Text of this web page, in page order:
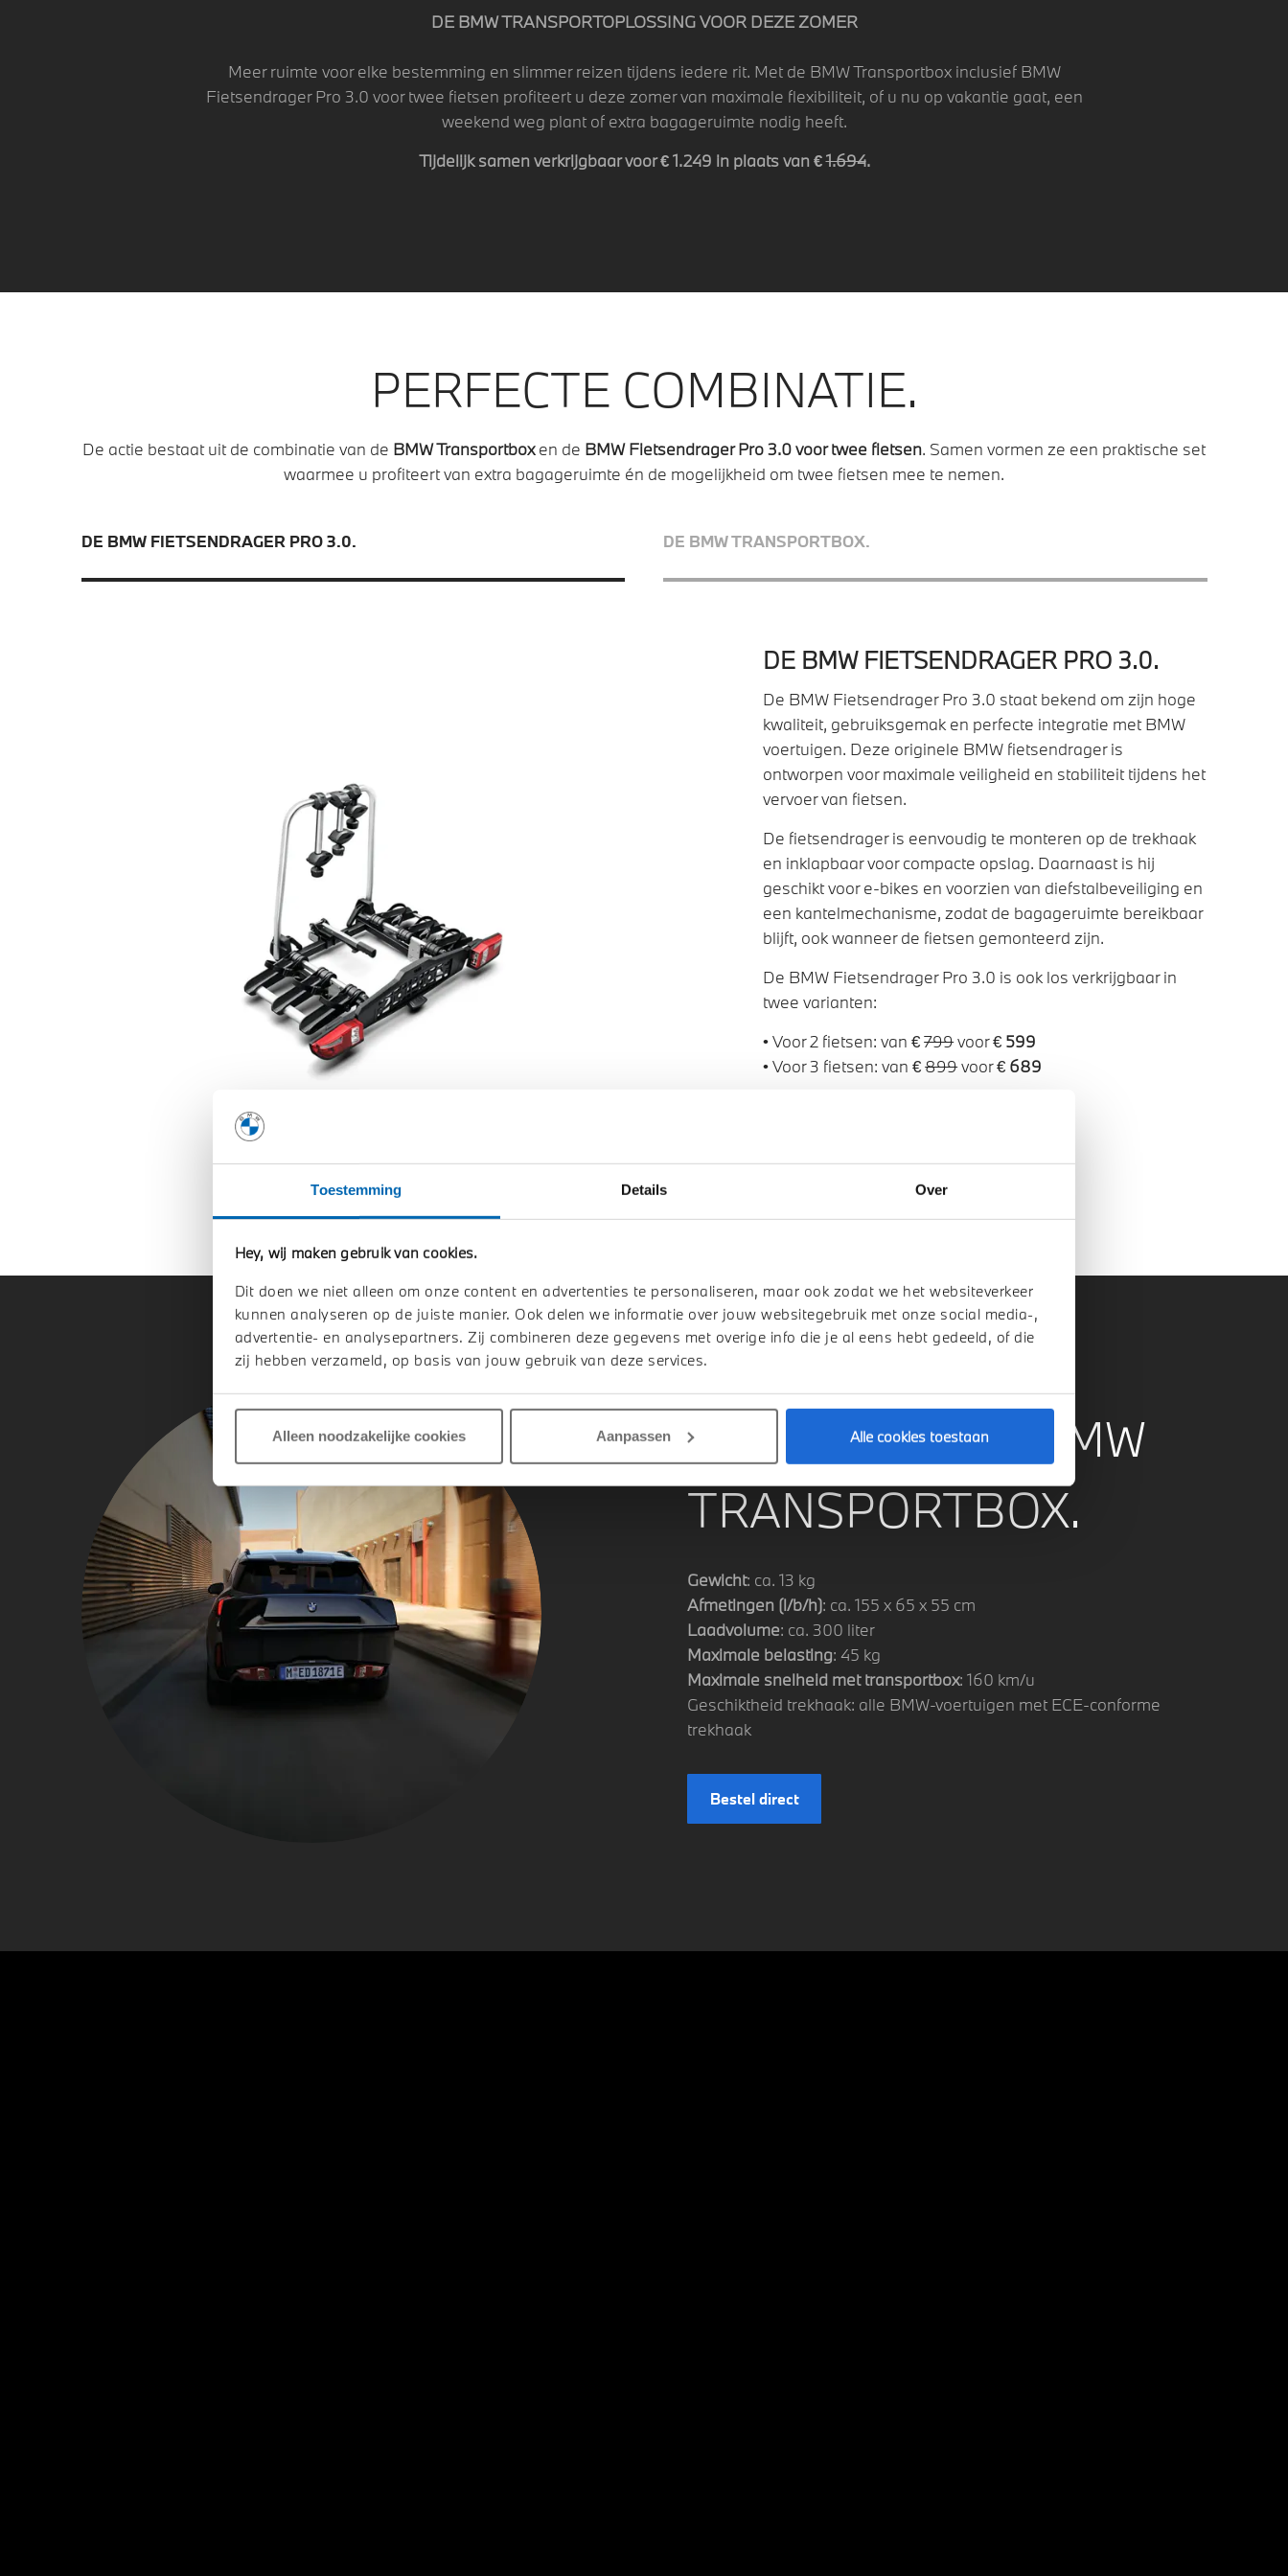
Toestemming Details Over
Hey, wij maken gebruik van cookies.
Dit doen we niet alleen om onze content en advertenties te personaliseren, maar ook zodat we het websiteverkeer
kunnen analyseren op de juiste manier. Ook delen we informatie over jouw websitegebruik met onze social media-,
advertentie- en analysepartners. Zij combineren deze gegevens met overige info die je al eens hebt gedeeld, of die
zij hebben verzameld, op basis van jouw gebruik van deze services.
Alleen noodzakelijke cookies Aanpassen Alle cookies toestaan
DE BMW TRANSPORTOPLOSSING VOOR DEZE ZOMER
Meer ruimte voor elke bestemming en slimmer reizen tijdens iedere rit. Met de BMW Transportbox inclusief BMW
Fietsendrager Pro 3.0 voor twee fietsen profiteert u deze zomer van maximale flexibiliteit, of u nu op vakantie gaat, een
weekend weg plant of extra bagageruimte nodig heeft.
Tijdelijk samen verkrijgbaar voor € 1.249 in plaats van €1.694.
PERFECTE COMBINATIE.
De actie bestaat uit de combinatie van de BMW Transportboxen de BMW Fietsendrager Pro 3.0 voor twee fietsen. Samen vormen ze een praktische set
waarmee u profiteert van extra bagageruimte én de mogelijkheid om twee fietsen mee te nemen.
DE BMW FIETSENDRAGER PRO 3.0. DE BMW TRANSPORTBOX.
DE BMW FIETSENDRAGER PRO 3.0.
De BMW Fietsendrager Pro 3.0 staat bekend om zijn hoge
kwaliteit, gebruiksgemak en perfecte integratie met BMW
voertuigen. Deze originele BMW fietsendrager is
ontworpen voor maximale veiligheid en stabiliteit tijdens het
vervoer van fietsen.
De fietsendrager is eenvoudig te monteren op de trekhaak
en inklapbaar voor compacte opslag. Daarnaast is hij
geschikt voor e-bikes en voorzien van diefstalbeveiliging en
een kantelmechanisme, zodat de bagageruimte bereikbaar
blijft, ook wanneer de fietsen gemonteerd zijn.
De BMW Fietsendrager Pro 3.0 is ook los verkrijgbaar in
twee varianten:
• Voor 2 fietsen: van €799voor € 599
• Voor 3 fietsen: van €899voor € 689
SPECIFICATIES BMW
TRANSPORTBOX.
Gewicht: ca. 13 kg
Afmetingen (l/b/h): ca. 155 x 65 x 55 cm
Laadvolume: ca. 300 liter
Maximale belasting: 45 kg
Maximale snelheid met transportbox: 160 km/u
Geschiktheid trekhaak: alle BMW-voertuigen met ECE-conforme
trekhaak
Bestel direct